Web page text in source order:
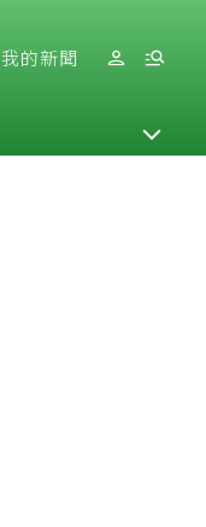
我的新聞